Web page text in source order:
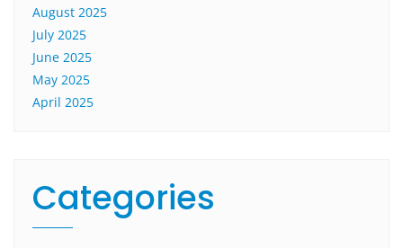
August 2025
July 2025
June 2025
May 2025
April 2025
Categories